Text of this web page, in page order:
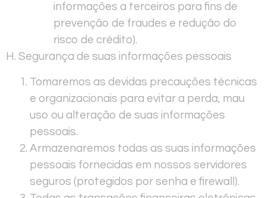
informações a terceiros para fins de
prevenção de fraudes e redução do
risco de crédito).
H. Segurança de suas informações pessoais
Tomaremos as devidas precauções técnicas
e organizacionais para evitar a perda, mau
uso ou alteração de suas informações
pessoais.
Armazenaremos todas as suas informações
pessoais fornecidas em nossos servidores
seguros (protegidos por senha e firewall).